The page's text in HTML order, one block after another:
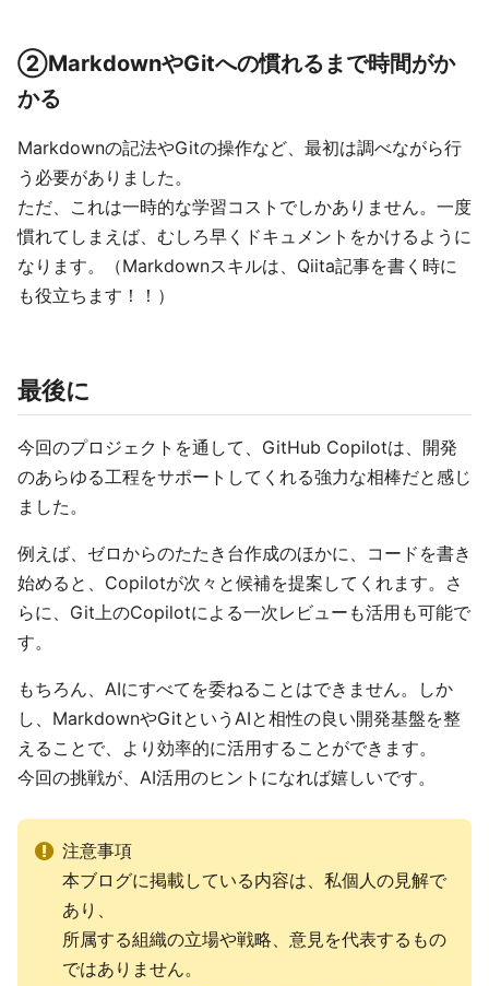
②MarkdownやGitへの慣れるまで時間がか
かる
Markdownの記法やGitの操作など、最初は調べながら行
う必要がありました。
ただ、これは一時的な学習コストでしかありません。一度
慣れてしまえば、むしろ早くドキュメントをかけるように
なります。（Markdownスキルは、Qiita記事を書く時に
も役立ちます！！）
最後に
今回のプロジェクトを通して、GitHub Copilotは、開発
のあらゆる工程をサポートしてくれる強力な相棒だと感じ
ました。
例えば、ゼロからのたたき台作成のほかに、コードを書き
始めると、Copilotが次々と候補を提案してくれます。さ
らに、Git上のCopilotによる一次レビューも活用も可能で
す。
もちろん、AIにすべてを委ねることはできません。しか
し、MarkdownやGitというAIと相性の良い開発基盤を整
えることで、より効率的に活用することができます。
今回の挑戦が、AI活用のヒントになれば嬉しいです。
注意事項
本ブログに掲載している内容は、私個人の見解で
あり、
所属する組織の立場や戦略、意見を代表するもの
ではありません。